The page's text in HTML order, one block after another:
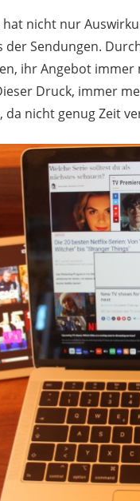
nicht nur
der Sendungen.
ihr Angebot immer
Druck, immer
da nicht genug Zeit